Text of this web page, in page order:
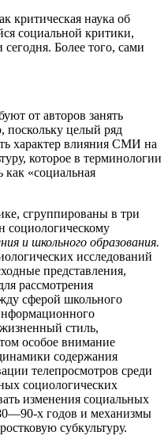
критическая наука об
социальной критики,
Более того, сами
от авторов занять
поскольку целый ряд
характер влияния СМИ на
которое в терминологии
«социальная
сгруппированы в три
социологическому
и школьного образования.
исследований
представления,
рассмотрения
сферой школьного
стиль,
особое внимание
содержания
телепросмотров среди
социологических
изменения социальных
х годов и механизмы
субкультуру.